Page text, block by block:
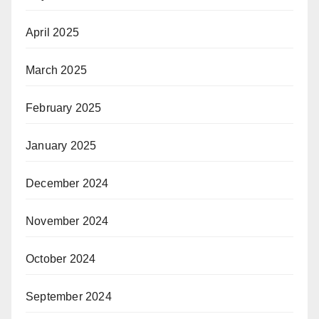
April 2025
March 2025
February 2025
January 2025
December 2024
November 2024
October 2024
September 2024